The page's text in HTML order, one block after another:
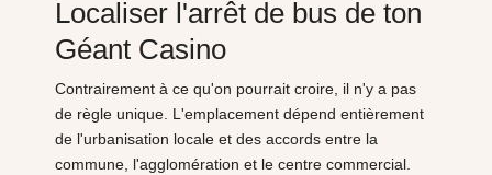
Localiser l'arrêt de bus de ton
Géant Casino
Contrairement à ce qu'on pourrait croire, il n'y a pas
de règle unique. L'emplacement dépend entièrement
de l'urbanisation locale et des accords entre la
commune, l'agglomération et le centre commercial.